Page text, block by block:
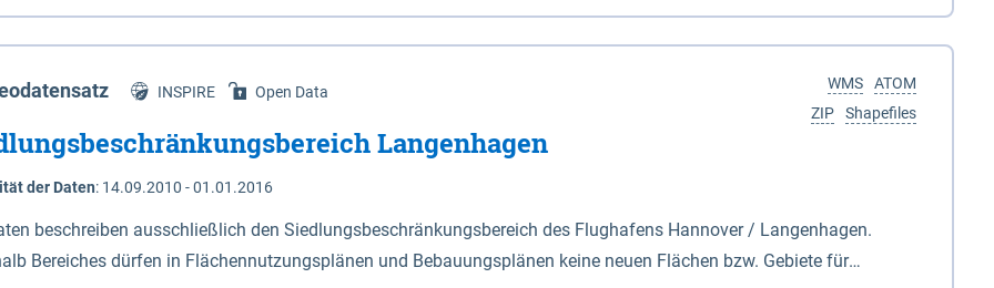
Niedersachsen (vgl. Abb. 4-1) entlang der Elbe zwischen Schnackenburg im Osten und Hohnstorf (Elbe) im Westen
472,5 bei Schnackenburg bis 569 bei Lauenburg). Das Biosphärenreservat umfasst Teile der Landkreise
Dannenberg und Lüneburg.
ATOM
WMS
Shapefiles
ZIP
INSPIRE Open Data
Langenhagen
der Daten: 14.09.2010 - 01.01.2016
beschreiben ausschließlich den Siedlungsbeschränkungsbereich des Flughafens Hannover / Langenhagen.
Bereiches dürfen in Flächennutzungsplänen und Bebauungsplänen keine neuen Flächen bzw. Gebiete für